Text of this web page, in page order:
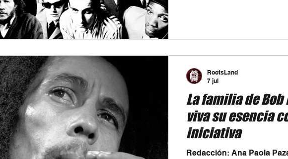
en la música de las
el documental "Under The I
La familia de
viva su esencia
iniciativa
Redacción: Ana Paola Pazaran La familia de Bob
RootsLand
7 jul